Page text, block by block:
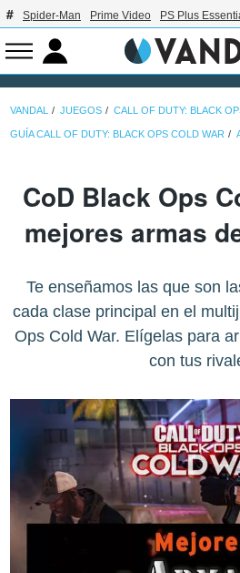
Spider-Man Prime Video PS Plus
VANDAL JUEGOS CALL OF DUTY: BLACK
GUÍA CALL OF DUTY: BLACK OPS COLD WAR
CoD Black Ops
mejores armas
Te enseñamos las que son
cada clase principal en el
Ops Cold War. Elígelas para
con tus